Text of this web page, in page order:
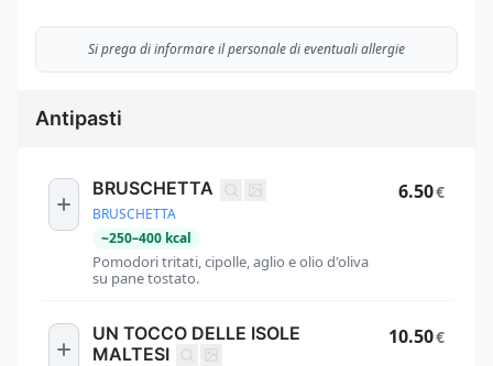
Si prega di informare il personale di eventuali allergie
Antipasti
BRUSCHETTA
BRUSCHETTA
~250–400 kcal
Pomodori tritati, cipolle, aglio e olio d'oliva
su pane tostato.
6.50€
UN TOCCO DELLE ISOLE
MALTESI
10.50€